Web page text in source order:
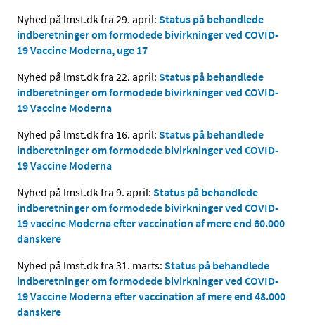
Nyhed på lmst.dk fra 29. april: Status på behandlede
indberetninger om formodede bivirkninger ved COVID-
19 Vaccine Moderna, uge 17
Nyhed på lmst.dk fra 22. april: Status på behandlede
indberetninger om formodede bivirkninger ved COVID-
19 Vaccine Moderna
Nyhed på lmst.dk fra 16. april: Status på behandlede
indberetninger om formodede bivirkninger ved COVID-
19 Vaccine Moderna
Nyhed på lmst.dk fra 9. april: Status på behandlede
indberetninger om formodede bivirkninger ved COVID-
19 vaccine Moderna efter vaccination af mere end 60.000
danskere
Nyhed på lmst.dk fra 31. marts: Status på behandlede
indberetninger om formodede bivirkninger ved COVID-
19 Vaccine Moderna efter vaccination af mere end 48.000
danskere